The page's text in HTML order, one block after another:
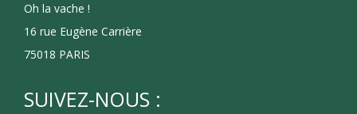
Oh la vache !
16 rue Eugène Carrière
75018 PARIS
SUIVEZ-NOUS :